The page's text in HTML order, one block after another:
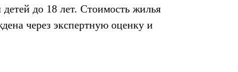
до 18 лет. Стоимость жилья
через экспертную оценку и